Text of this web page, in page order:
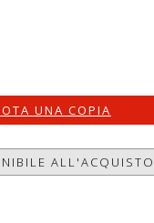
UNA COPIA
ALL'ACQUISTO